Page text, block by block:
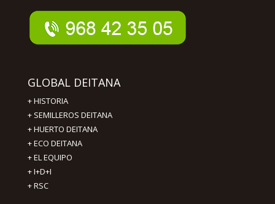
GLOBAL DEITANA
+HISTORIA
+ SEMILLEROS DEITANA
+HUERTO DEITANA
+ECO DEITANA
+EL EQUIPO
+I+D+I
+RSC